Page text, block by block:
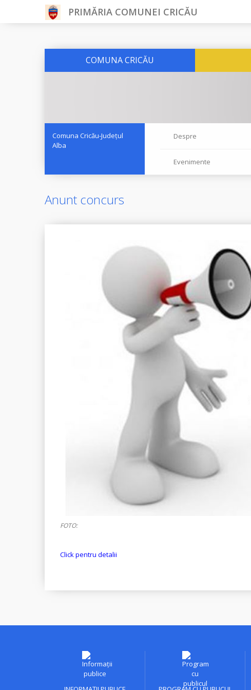
PRIMĂRIA COMUNEI CRICĂU
COMUNA CRICĂU
Comuna Cricău-Județul
Alba
Despre
Evenimente
Anunt concurs
FOTO:
Click pentru detalii